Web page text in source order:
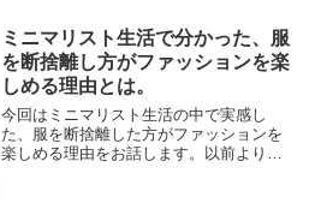
ミニマリスト生活で分かった、服
を断捨離し方がファッションを楽
しめる理由とは。
今回はミニマリスト生活の中で実感し
た、服を断捨離した方がファッションを
楽しめる理由をお話します。以前より